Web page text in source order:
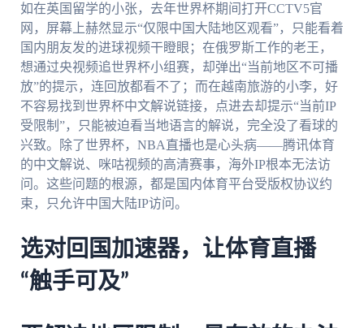
如在英国留学的小张，去年世界杯期间打开CCTV5官
网，屏幕上赫然显示“仅限中国大陆地区观看”，只能看着
国内朋友发的进球视频干瞪眼；在俄罗斯工作的老王，
想通过央视频追世界杯小组赛，却弹出“当前地区不可播
放”的提示，连回放都看不了；而在越南旅游的小李，好
不容易找到世界杯中文解说链接，点进去却提示“当前IP
受限制”，只能被迫看当地语言的解说，完全没了看球的
兴致。除了世界杯，NBA直播也是心头病——腾讯体育
的中文解说、咪咕视频的高清赛事，海外IP根本无法访
问。这些问题的根源，都是国内体育平台受版权协议约
束，只允许中国大陆IP访问。
选对回国加速器，让体育直播
“触手可及”